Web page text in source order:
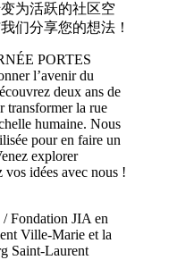
为活跃的社区空
们分享您的想法！
PORTES
l’avenir du
deux ans de
transformer la rue
humaine. Nous
pour en faire un
explorer
vos idées avec nous !
Fondation JIA en
Ville-Marie et la
Saint-Laurent